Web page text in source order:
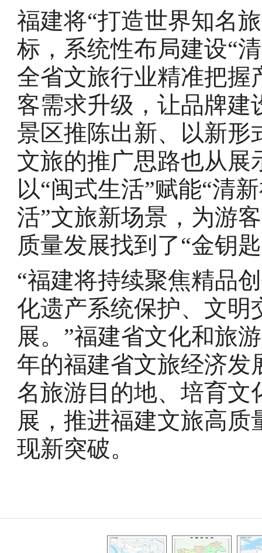
福建将“打造世界知名
标，系统性布局建设“
全省文旅行业精准把握
客需求升级，让品牌建
景区推陈出新、以新形
文旅的推广思路也从展
以“闽式生活”赋能“清
活”文旅新场景，为游
质量发展找到了“金钥
“福建将持续聚焦精品
化遗产系统保护、文明
展。”福建省文化和旅
年的福建省文旅经济发
名旅游目的地、培育文
展，推进福建文旅高质
现新突破。